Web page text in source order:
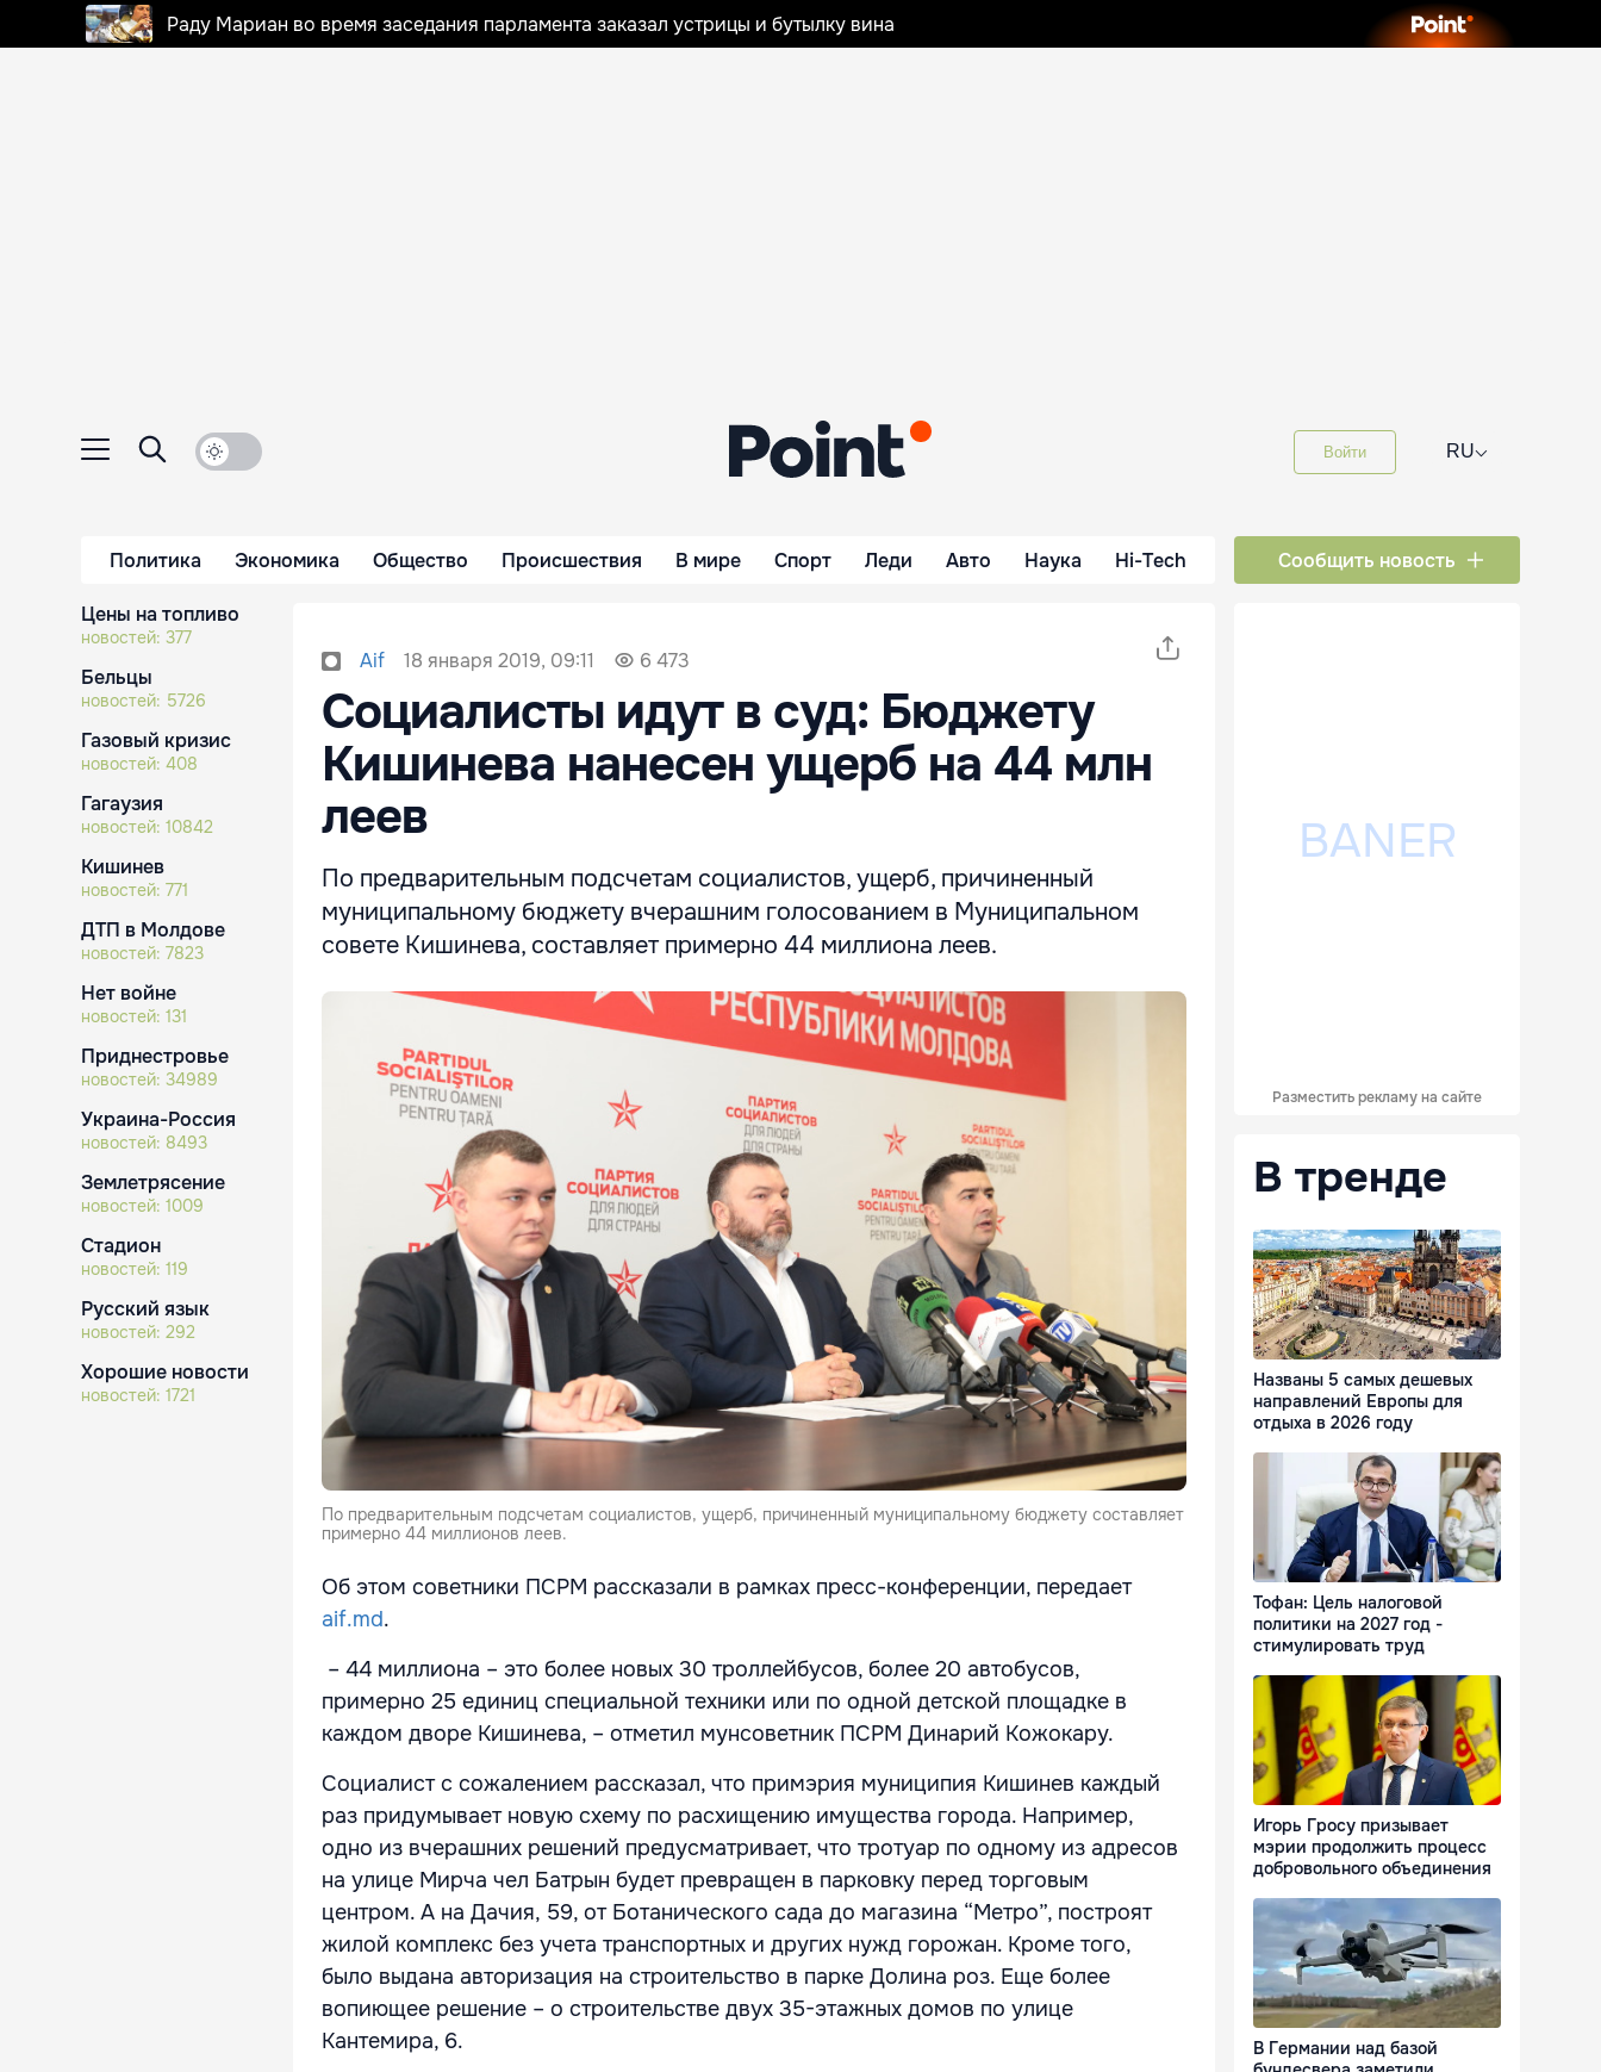
Раду Мариан во время заседания парламента заказал устрицы и бутылку вина
Войти RU⌵
Политика Экономика Общество Происшествия В мире Спорт Леди Авто Наука Hi-Tech Сообщить новость
Цены на топливо
новостей: 377
Бельцы
новостей: 5726
Газовый кризис
новостей: 408
Гагаузия
новостей: 10842
Кишинев
новостей: 771
ДТП в Молдове
новостей: 7823
Нет войне
новостей: 131
Приднестровье
новостей: 34989
Украина-Россия
новостей: 8493
Землетрясение
новостей: 1009
Стадион
новостей: 119
Русский язык
новостей: 292
Хорошие новости
новостей: 1721
Aif 18 января 2019, 09:11 6 473
Социалисты идут в суд: Бюджету
Кишинева нанесен ущерб на 44 млн
леев
По предварительным подсчетам социалистов, ущерб, причиненный
муниципальному бюджету вчерашним голосованием в Муниципальном
совете Кишинева, составляет примерно 44 миллиона леев.
По предварительным подсчетам социалистов, ущерб, причиненный муниципальному бюджету составляет
примерно 44 миллионов леев.
Об этом советники ПСРМ рассказали в рамках пресс-конференции, передает
aif.md.
– 44 миллиона – это более новых 30 троллейбусов, более 20 автобусов,
примерно 25 единиц специальной техники или по одной детской площадке в
каждом дворе Кишинева, – отметил мунсоветник ПСРМ Динарий Кожокару.
Социалист с сожалением рассказал, что примэрия муниципия Кишинев каждый
раз придумывает новую схему по расхищению имущества города. Например,
одно из вчерашних решений предусматривает, что тротуар по одному из адресов
на улице Мирча чел Батрын будет превращен в парковку перед торговым
центром. А на Дачия, 59, от Ботанического сада до магазина “Метро”, построят
жилой комплекс без учета транспортных и других нужд горожан. Кроме того,
было выдана авторизация на строительство в парке Долина роз. Еще более
вопиющее решение – о строительстве двух 35-этажных домов по улице
Кантемира, 6.
Разместить рекламу на сайте
В тренде
Названы 5 самых дешевых
направлений Европы для
отдыха в 2026 году
Тофан: Цель налоговой
политики на 2027 год -
стимулировать труд
Игорь Гросу призывает
мэрии продолжить процесс
добровольного объединения
В Германии над базой